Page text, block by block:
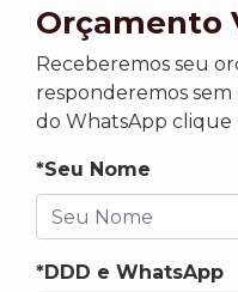
Orçamento
Receberemos seu
responderemos sem
do WhatsApp clique
*Seu Nome
*DDD e WhatsApp